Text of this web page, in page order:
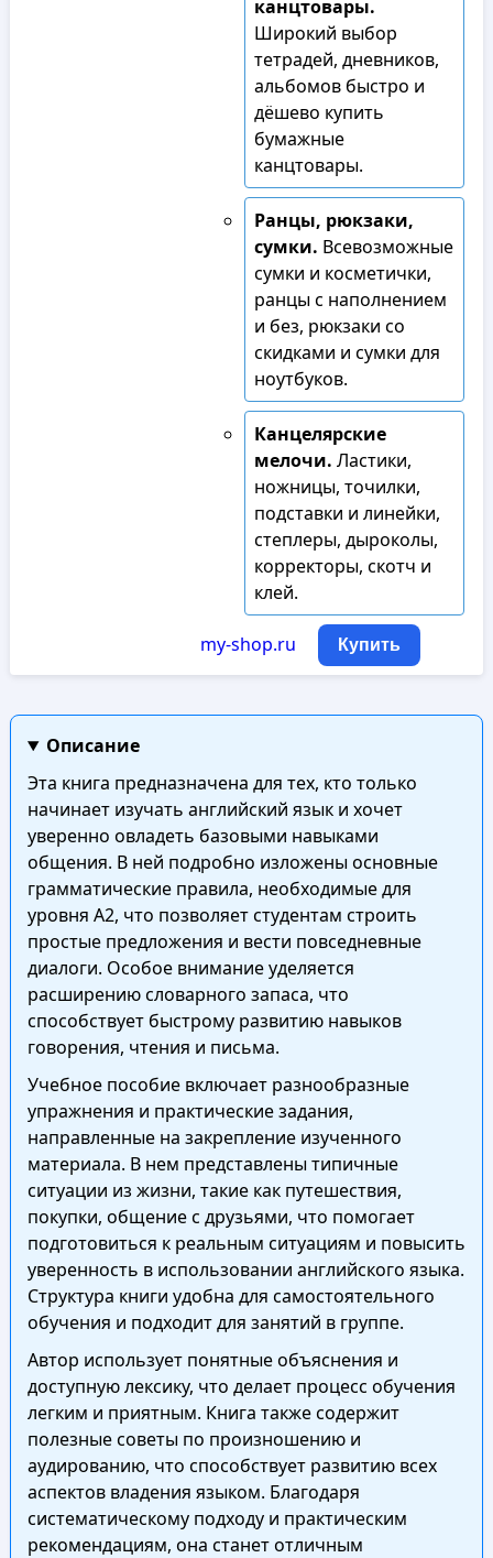
канцтовары.
Широкий выбор
тетрадей, дневников,
альбомов быстро и
дёшево купить
бумажные
канцтовары.
Ранцы, рюкзаки,
сумки. Всевозможные
сумки и косметички,
ранцы с наполнением
и без, рюкзаки со
скидками и сумки для
ноутбуков.
Канцелярские
мелочи. Ластики,
ножницы, точилки,
подставки и линейки,
степлеры, дыроколы,
корректоры, скотч и
клей.
my-shop.ru Купить
Описание
Эта книга предназначена для тех, кто только
начинает изучать английский язык и хочет
уверенно овладеть базовыми навыками
общения. В ней подробно изложены основные
грамматические правила, необходимые для
уровня А2, что позволяет студентам строить
простые предложения и вести повседневные
диалоги. Особое внимание уделяется
расширению словарного запаса, что
способствует быстрому развитию навыков
говорения, чтения и письма.
Учебное пособие включает разнообразные
упражнения и практические задания,
направленные на закрепление изученного
материала. В нем представлены типичные
ситуации из жизни, такие как путешествия,
покупки, общение с друзьями, что помогает
подготовиться к реальным ситуациям и повысить
уверенность в использовании английского языка.
Структура книги удобна для самостоятельного
обучения и подходит для занятий в группе.
Автор использует понятные объяснения и
доступную лексику, что делает процесс обучения
легким и приятным. Книга также содержит
полезные советы по произношению и
аудированию, что способствует развитию всех
аспектов владения языком. Благодаря
систематическому подходу и практическим
рекомендациям, она станет отличным